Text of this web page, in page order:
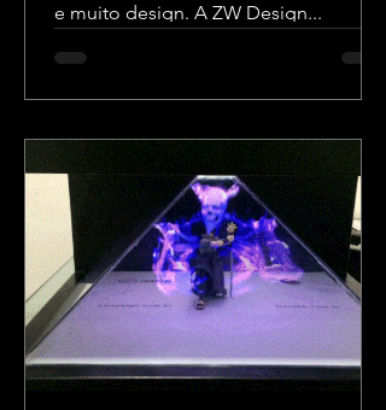
e muito design. A ZW Design...